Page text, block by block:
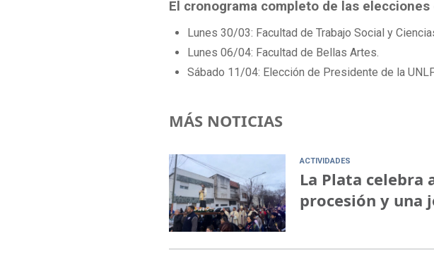
El cronograma completo de las elecciones
Lunes 30/03: Facultad de Trabajo Social y
Lunes 06/04: Facultad de Bellas Artes.
Sábado 11/04: Elección de Presidente de la
MÁS NOTICIAS
ACTIVIDADES
La Plata celebra
procesión y una